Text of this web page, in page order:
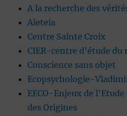
A la recherche des
Aleteia
Centre Sainte Croix
CIER-centre d'étude du
Conscience sans objet
Ecopsychologie-
EECO-Enjeux de
des Origines